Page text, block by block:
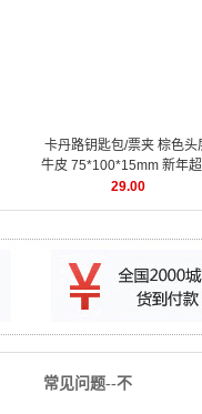
卡丹路钥匙包/票夹 棕色头
牛皮 75*100*15mm 新年
价下单体验
29.00
常见问题--不